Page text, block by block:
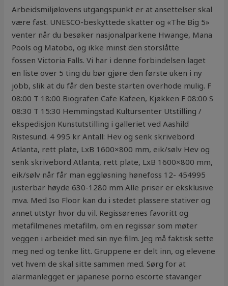
Arbeidsmiljølovens utgangspunkt er at ansettelser skal
være fast. UNESCO-beskyttede skatter og «The Big 5»
venter når du besøker nasjonalparkene Hwange, Mana
Pools og Matobo, og ikke minst den storslåtte
fossen Victoria Falls. Vi har i denne forbindelsen laget
en liste over 5 ting du bør gjøre den første uken i ny
jobb, slik at du får den beste starten overhode mulig. F
08:00 T 18:00 Biografen Cafe Kafeen, Kjøkken F 08:00 S
08:30 T 15:30 Hemmingstad Kultursenter Utstilling /
ekspedisjon Kunstutstilling i galleriet ved Aashild
Ristesund. 4 995 kr Antall: Hev og senk skrivebord
Atlanta, rett plate, LxB 1600×800 mm, eik/sølv Hev og
senk skrivebord Atlanta, rett plate, LxB 1600×800 mm,
eik/sølv når får man eggløsning hønefoss 12- 454995
justerbar høyde 630-1280 mm Alle priser er eksklusive
mva. Med Iso Floor kan du i stedet plassere stativer og
annet utstyr hvor du vil. Regissørenes favoritt og
metafilmenes metafilm, om en regissør som møter
veggen i arbeidet med sin nye film. Jeg må faktisk sette
meg ned og tenke litt. Gruppene er delt inn, og elevene
vet hvem de skal sitte sammen med. Sørg for at
alarmanlegget er japanese porno escorte stavanger